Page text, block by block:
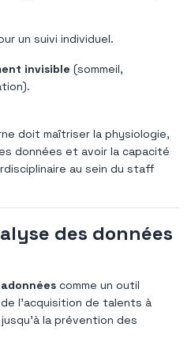
un suivi individuel.
invisible (sommeil,
doit maîtriser la physiologie,
données et avoir la capacité
au sein du staff
des données
comme un outil
l’acquisition de talents à
la prévention des